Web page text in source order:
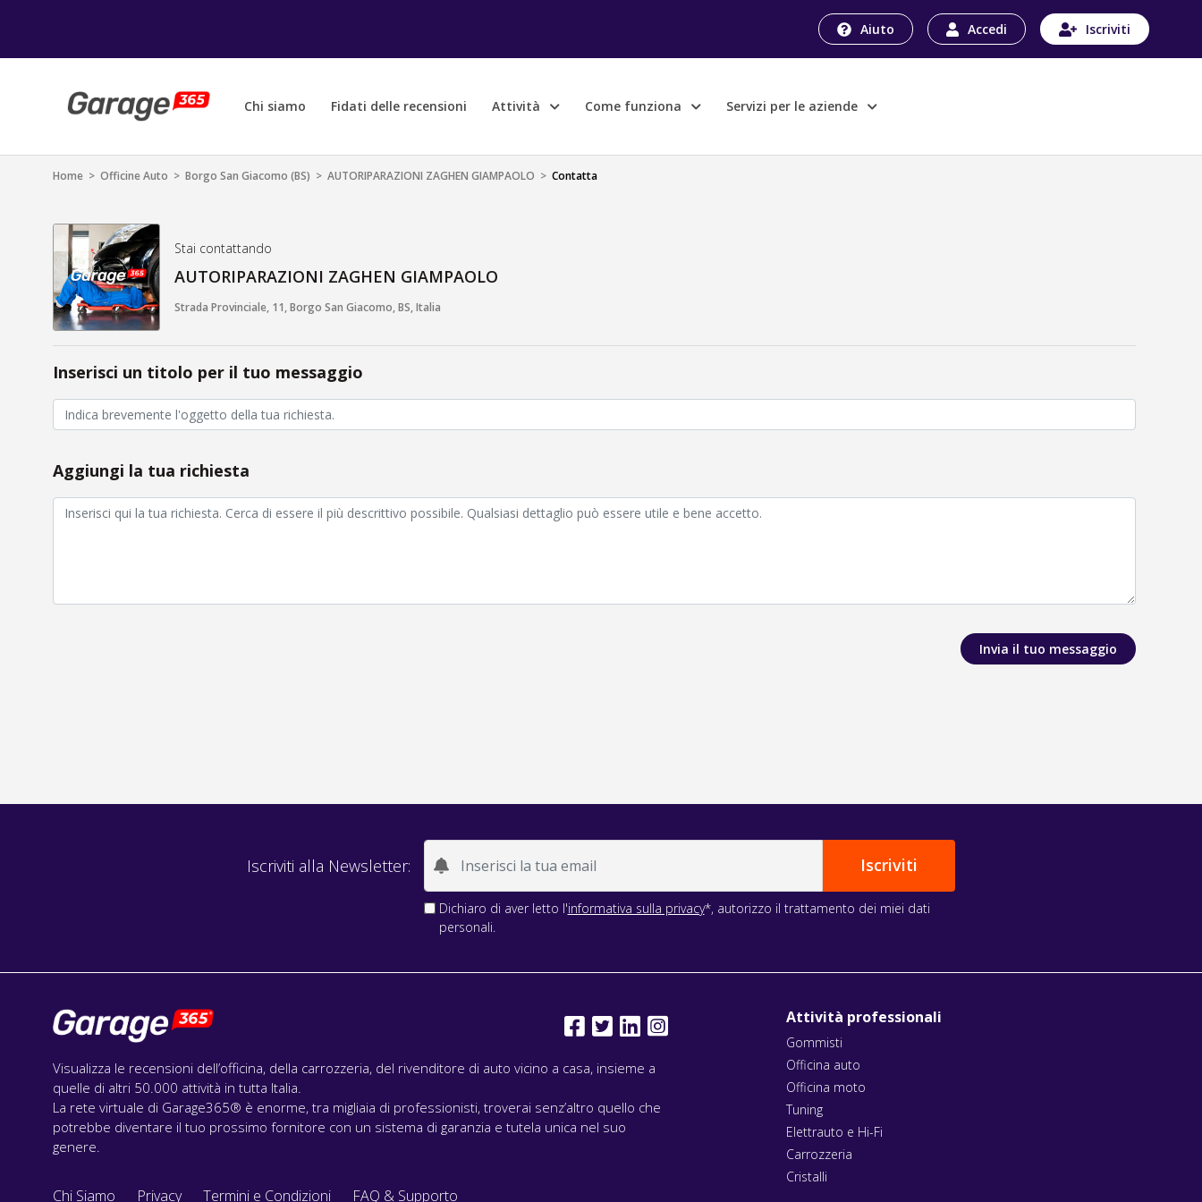
Aiuto Accedi Iscriviti
Chi siamo Fidati delle recensioni Attività Come funziona Servizi per le aziende
Home > Officine Auto > Borgo San Giacomo (BS) > AUTORIPARAZIONI ZAGHEN GIAMPAOLO > Contatta
Stai contattando
AUTORIPARAZIONI ZAGHEN GIAMPAOLO
Strada Provinciale, 11, Borgo San Giacomo, BS, Italia
Inserisci un titolo per il tuo messaggio
Aggiungi la tua richiesta
Invia il tuo messaggio
Iscriviti alla Newsletter:
Dichiaro di aver letto l'informativa sulla privacy*, autorizzo il trattamento dei miei dati
personali.
Visualizza le recensioni dell’officina, della carrozzeria, del rivenditore di auto vicino a casa, insieme a
quelle di altri 50.000 attività in tutta Italia.
La rete virtuale di Garage365® è enorme, tra migliaia di professionisti, troverai senz’altro quello che
potrebbe diventare il tuo prossimo fornitore con un sistema di garanzia e tutela unica nel suo
genere.
Chi Siamo Privacy Termini e Condizioni FAQ & Supporto
Attività professionali
Gommisti
Officina auto
Officina moto
Tuning
Elettrauto e Hi-Fi
Carrozzeria
Cristalli